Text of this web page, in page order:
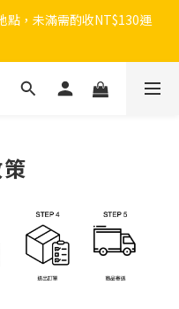
點，未滿需酌收NT$130運